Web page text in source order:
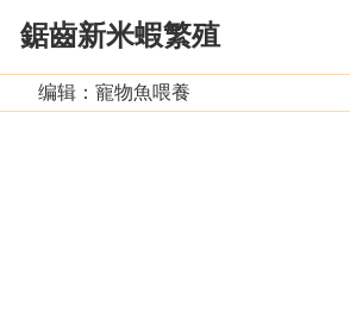
鋸齒新米蝦繁殖
编辑：寵物魚喂養